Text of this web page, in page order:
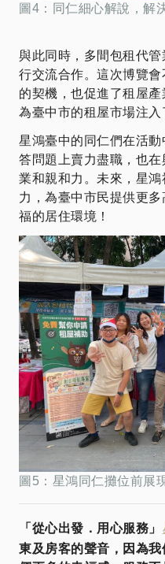
圖4：同仁細心解說，解
與此同時，多間包租代
行交流合作。這次博覽
的契機，也促進了租屋產
為臺中市的租屋市場注入
星鴻臺中的同仁們在活
答問題上賣力盡職，也
業和親和力。未來，星
力，為臺中市民提供更
福的居住環境！
圖5：星鴻同仁攤位前展
「從心出發．用心服務」
東及房客的聲音，因為